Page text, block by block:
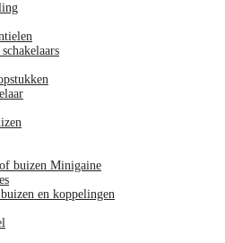
buizen Minigaine
en koppelingen